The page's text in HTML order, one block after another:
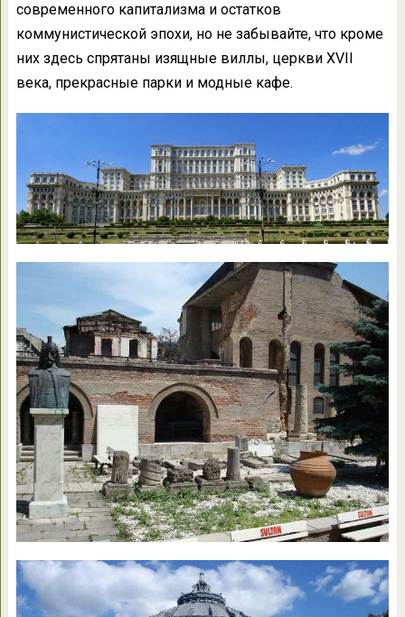
современного капитализма и остатков
коммунистической эпохи, но не забывайте, что кроме
них здесь спрятаны изящные виллы, церкви XVII
века, прекрасные парки и модные кафе.